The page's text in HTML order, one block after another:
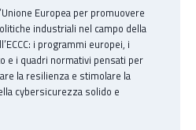
Europea per promuovere
industriali nel campo della
i programmi europei, i
e i quadri normativi pensati per
la resilienza e stimolare la
cybersicurezza solido e